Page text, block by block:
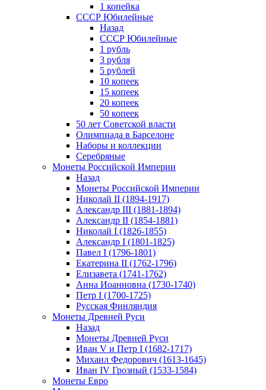
1 копейка
СССР Юбилейные
Назад
СССР Юбилейные
1 рубль
3 рубля
5 рублей
10 копеек
15 копеек
20 копеек
50 копеек
50 лет Советской власти
Олимпиада в Барселоне
Наборы и коллекции
Серебряные
Монеты Российской Империи
Назад
Монеты Российской Империи
Николай II (1894-1917)
Александр III (1881-1894)
Александр II (1854-1881)
Николай I (1826-1855)
Александр I (1801-1825)
Павел I (1796-1801)
Екатерина II (1762-1796)
Елизавета (1741-1762)
Анна Иоанновна (1730-1740)
Петр I (1700-1725)
Русская Финляндия
Монеты Древней Руси
Назад
Монеты Древней Руси
Иван V и Петр I (1682-1717)
Михаил Федорович (1613-1645)
Иван IV Грозный (1533-1584)
Монеты Евро